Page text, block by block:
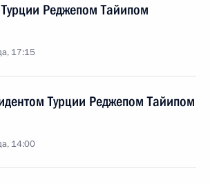
Реджепом Тайипом
17:15
Турции Реджепом Тайипом
14:00